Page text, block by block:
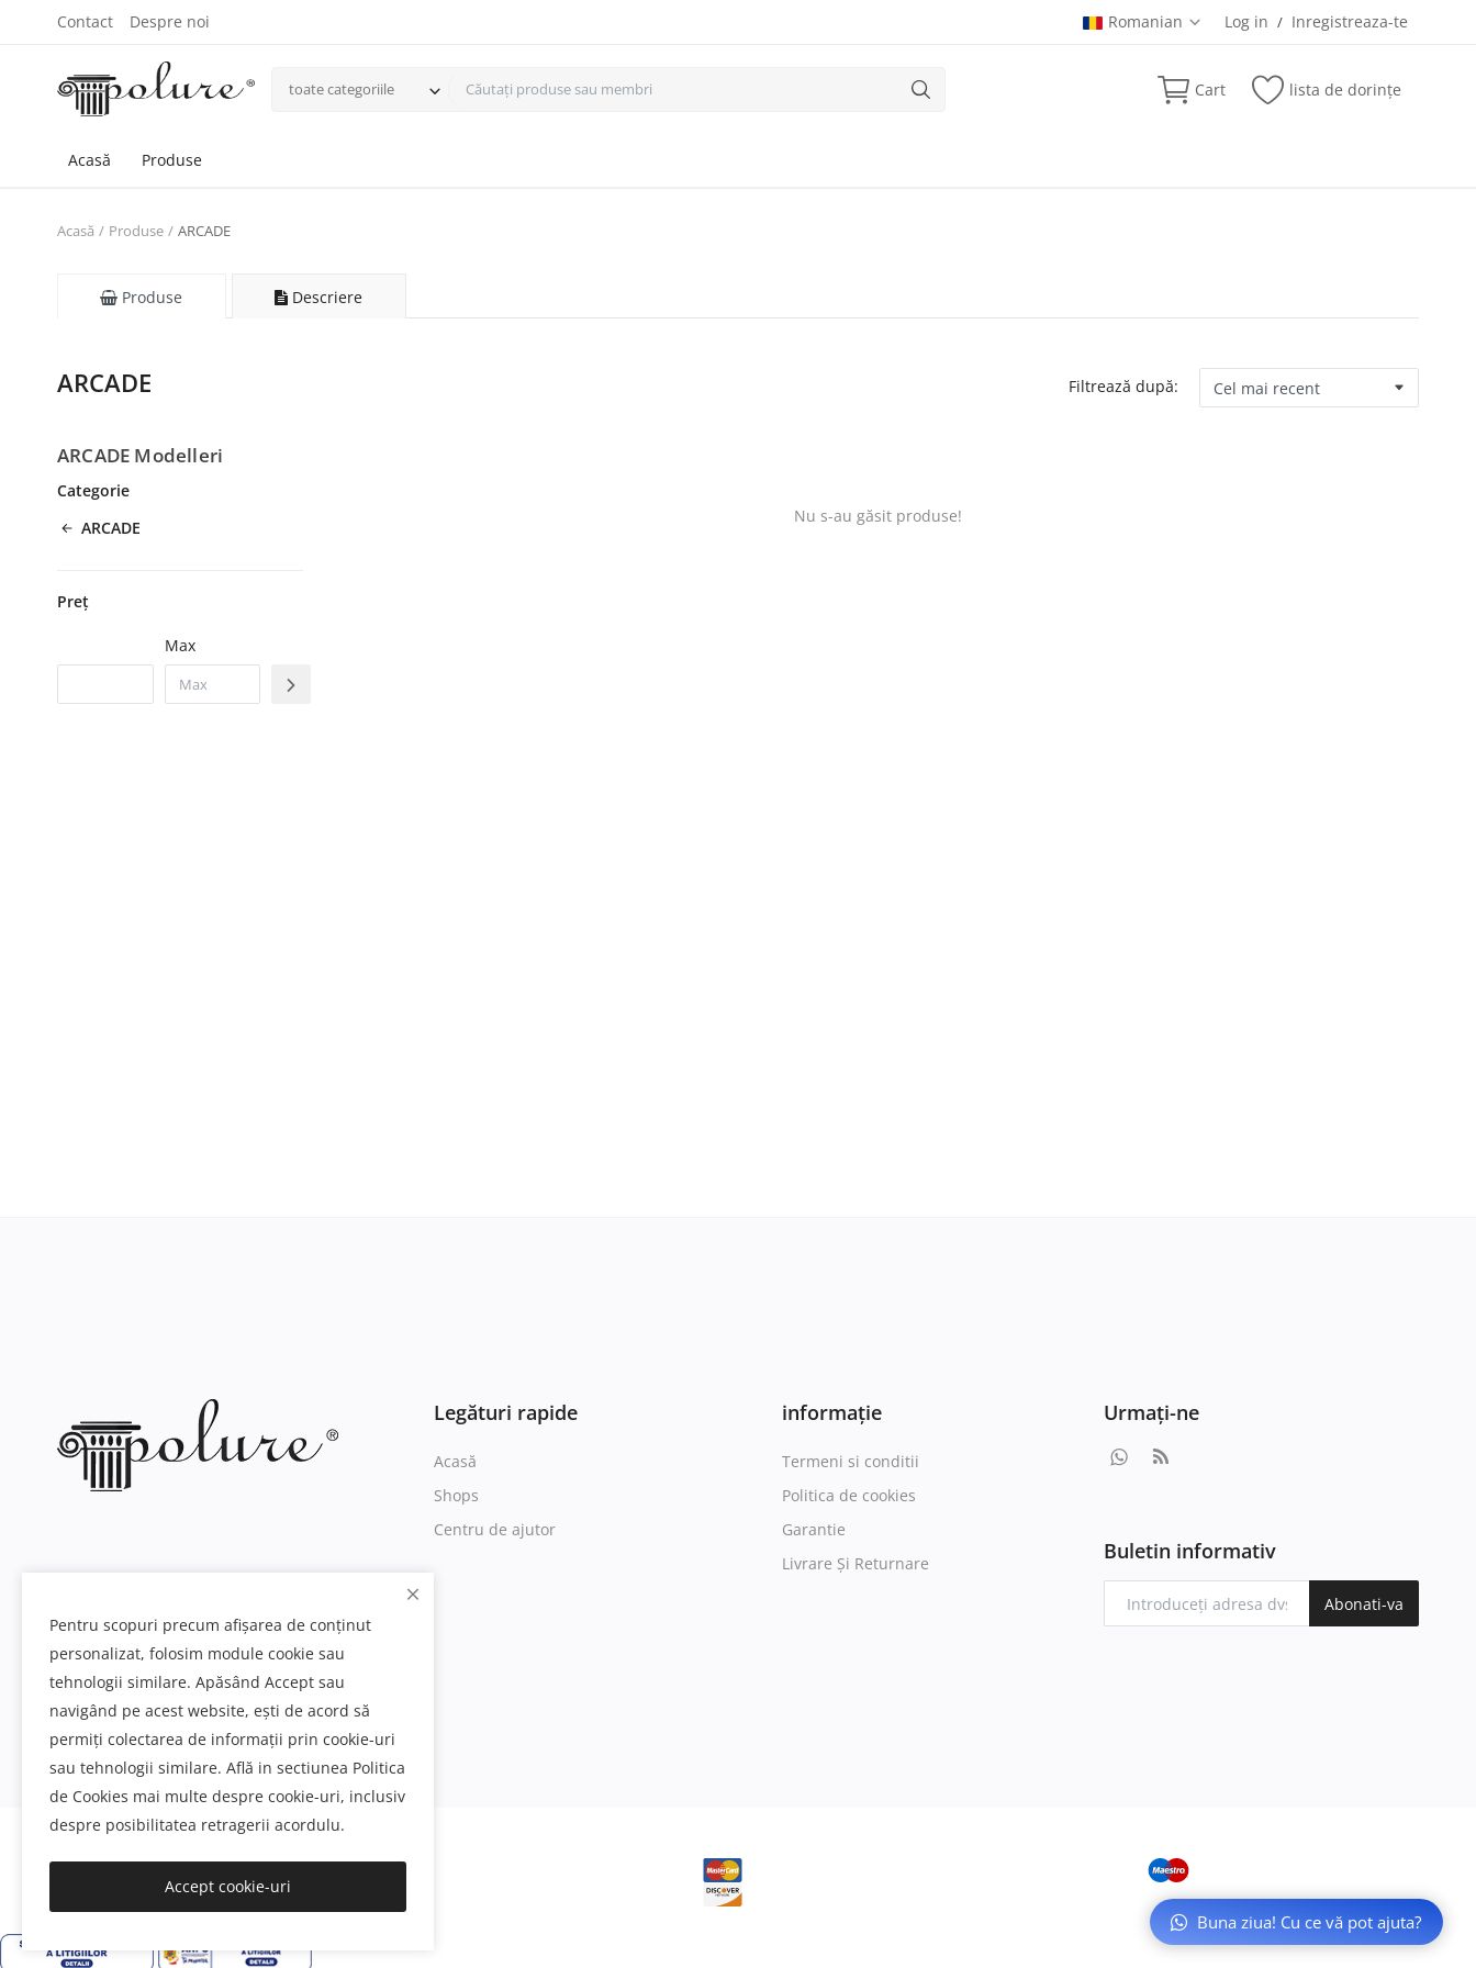
Contact Despre noi Romanian Log in / Inregistreaza-te
toate categoriile Cart lista de dorințe
Acasă Produse
Acasă Produse ARCADE
Produse Descriere
ARCADE Filtrează după:
ARCADE Modelleri
Categorie
ARCADE
Preț
Max
Nu s-au găsit produse!
Legături rapide
Acasă
Shops
Centru de ajutor
informație
Termeni si conditii
Politica de cookies
Garantie
Livrare Și Returnare
Urmați-ne
Buletin informativ
Abonati-va
Pentru scopuri precum afișarea de conținut
personalizat, folosim module cookie sau
tehnologii similare. Apăsând Accept sau
navigând pe acest website, ești de acord să
permiți colectarea de informații prin cookie-uri
sau tehnologii similare. Află in sectiunea Politica
de Cookies mai multe despre cookie-uri, inclusiv
despre posibilitatea retragerii acordulu.
Accept cookie-uri
Buna ziua! Cu ce vă pot ajuta?